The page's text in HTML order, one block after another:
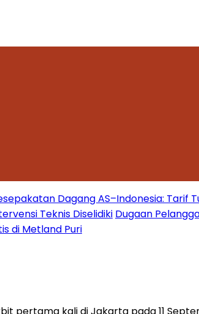
Dagang AS–Indonesia: Tarif
Teknis Diselidiki Dugaan
di Metland Puri